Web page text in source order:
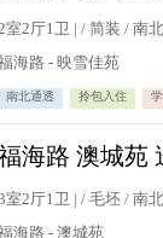
室2厅1卫 | / 简装 / 南
海路 - 映雪佳苑
南北通透 拎包入住
室2厅1卫 | / 毛坯 / 南
海路 - 澳城苑